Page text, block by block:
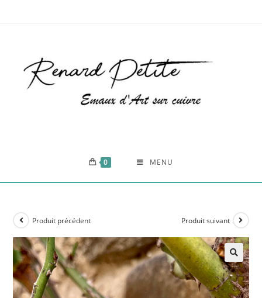
0 MENU
Produit précédent Produit suivant